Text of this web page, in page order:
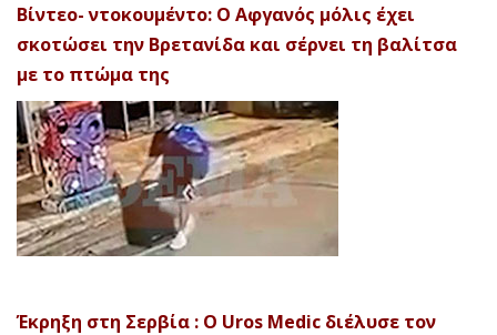
Βίντεο- ντοκουμέντο: Ο Αφγανός μόλις έχει
σκοτώσει την Βρετανίδα και σέρνει τη βαλίτσα
με το πτώμα της
Έκρηξη στη Σερβία : Ο Uros Medic διέλυσε τον